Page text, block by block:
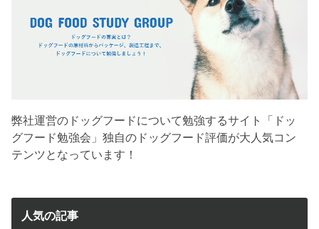
弊社運営のドッグフードについて勉強するサイト「ドッ
グフード勉強会」独自のドッグフード評価が大人気コン
テンツとなっています！
人気の記事